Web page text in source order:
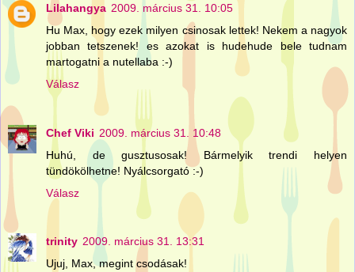
Lilahangya 2009. március 31. 10:05
Hu Max, hogy ezek milyen csinosak lettek! Nekem a nagyok
jobban tetszenek! es azokat is hudehude bele tudnam
martogatni a nutellaba :-)
Válasz
Chef Viki 2009. március 31. 10:48
Huhú, de gusztusosak! Bármelyik trendi helyen
tündökölhetne! Nyálcsorgató :-)
Válasz
trinity 2009. március 31. 13:31
Ujuj, Max, megint csodásak!